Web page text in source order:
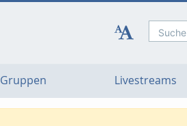
Gruppen Livestreams